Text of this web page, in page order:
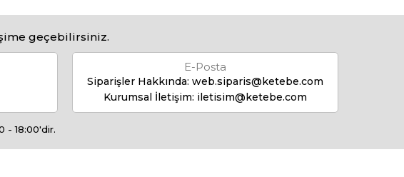
geçebilirsiniz.
E-Posta
Siparişler Hakkında: web.siparis@ketebe.com
Kurumsal İletişim: iletisim@ketebe.com
- 18:00'dir.